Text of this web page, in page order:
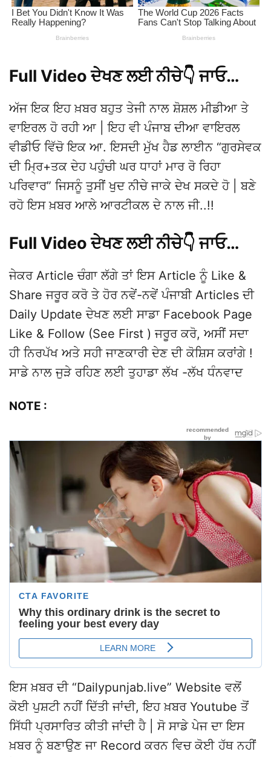
Full Video ਦੇਖਣ ਲਈ ਨੀਚੇ👇 ਜਾਓ…
ਅੱਜ ਇਕ ਇਹ ਖ਼ਬਰ ਬਹੁਤ ਤੇਜੀ ਨਾਲ ਸ਼ੋਸ਼ਲ ਮੀਡੀਆ ਤੇ
ਵਾਇਰਲ ਹੋ ਰਹੀ ਆ | ਇਹ ਵੀ ਪੰਜਾਬ ਦੀਆ ਵਾਇਰਲ
ਵੀਡੀਓ ਵਿੱਚੋ ਇਕ ਆ. ਇਸਦੀ ਮੁੱਖ ਹੈਡ ਲਾਈਨ “ਗੁਰਸੇਵਕ
ਦੀ ਮ੍ਰਿ+ਤਕ ਦੇਹ ਪਹੁੰਚੀ ਘਰ ਧਾਹਾਂ ਮਾਰ ਰੋ ਰਿਹਾ
ਪਰਿਵਾਰ” ਜਿਸਨੂੰ ਤੁਸੀਂ ਖੁਦ ਨੀਚੇ ਜਾਕੇ ਦੇਖ ਸਕਦੇ ਹੋ | ਬਣੇ
ਰਹੋ ਇਸ ਖ਼ਬਰ ਆਲੇ ਆਰਟੀਕਲ ਦੇ ਨਾਲ ਜੀ..!!
Full Video ਦੇਖਣ ਲਈ ਨੀਚੇ👇 ਜਾਓ…
ਜੇਕਰ Article ਚੰਗਾ ਲੱਗੇ ਤਾਂ ਇਸ Article ਨੂੰ Like &
Share ਜਰੂਰ ਕਰੋ ਤੇ ਹੋਰ ਨਵੇਂ-ਨਵੇਂ ਪੰਜਾਬੀ Articles ਦੀ
Daily Update ਦੇਖਣ ਲਈ ਸਾਡਾ Facebook Page
Like & Follow (See First ) ਜਰੂਰ ਕਰੋ, ਅਸੀਂ ਸਦਾ
ਹੀ ਨਿਰਪੱਖ ਅਤੇ ਸਹੀ ਜਾਣਕਾਰੀ ਦੇਣ ਦੀ ਕੋਸ਼ਿਸ ਕਰਾਂਗੇ !
ਸਾਡੇ ਨਾਲ ਜੁੜੇ ਰਹਿਣ ਲਈ ਤੁਹਾਡਾ ਲੱਖ -ਲੱਖ ਧੰਨਵਾਦ
NOTE :
ਇਸ ਖ਼ਬਰ ਦੀ “Dailypunjab.live” Website ਵਲੋਂ
ਕੋਈ ਪੁਸ਼ਟੀ ਨਹੀਂ ਦਿੱਤੀ ਜਾਂਦੀ, ਇਹ ਖ਼ਬਰ Youtube ਤੋਂ
ਸਿੱਧੀ ਪ੍ਰਸਾਰਿਤ ਕੀਤੀ ਜਾਂਦੀ ਹੈ | ਸੋ ਸਾਡੇ ਪੇਜ ਦਾ ਇਸ
ਖ਼ਬਰ ਨੂੰ ਬਣਾਉਣ ਜਾ Record ਕਰਨ ਵਿਚ ਕੋਈ ਹੱਥ ਨਹੀਂ